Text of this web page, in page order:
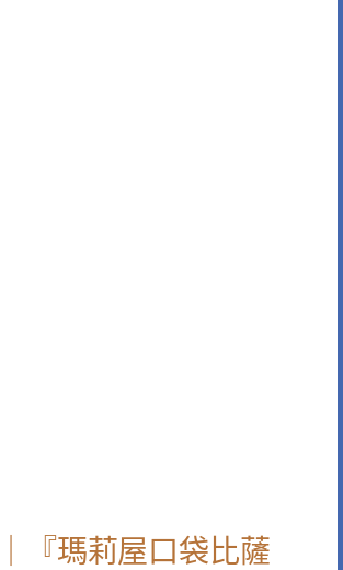
『瑪莉屋口袋比薩